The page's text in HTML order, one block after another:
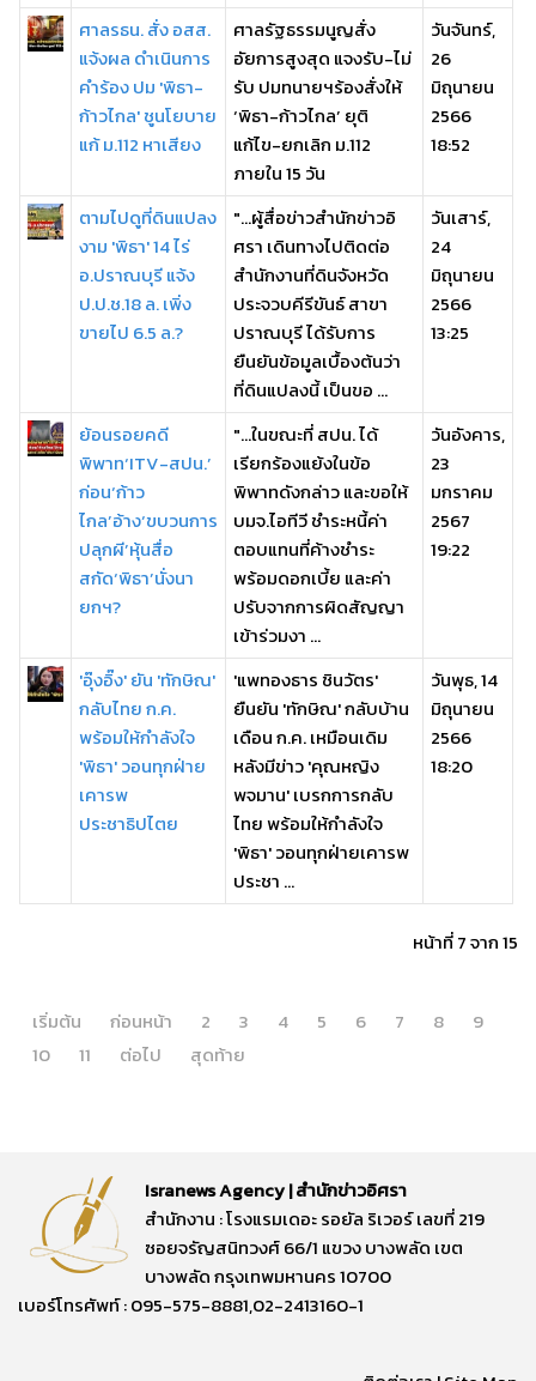
ศาลรธน. สั่ง อสส.
แจ้งผล ดำเนินการ
คำร้อง ปม 'พิธา-
ก้าวไกล' ชูนโยบาย
แก้ ม.112 หาเสียง
ศาลรัฐธรรมนูญสั่ง
อัยการสูงสุด แจงรับ-ไม่
รับ ปมทนายฯร้องสั่งให้
‘พิธา-ก้าวไกล’ ยุติ
แก้ไข-ยกเลิก ม.112
ภายใน 15 วัน
วันจันทร์,
26
มิถุนายน
2566
18:52
ตามไปดูที่ดินแปลง
งาม 'พิธา' 14 ไร่
อ.ปราณบุรี แจ้ง
ป.ป.ช.18 ล. เพิ่ง
ขายไป 6.5 ล.?
"...ผู้สื่อข่าวสำนักข่าวอิ
ศรา เดินทางไปติดต่อ
สำนักงานที่ดินจังหวัด
ประจวบคีรีขันธ์ สาขา
ปราณบุรี ได้รับการ
ยืนยันข้อมูลเบื้องต้นว่า
ที่ดินแปลงนี้ เป็นขอ ...
วันเสาร์,
24
มิถุนายน
2566
13:25
ย้อนรอยคดี
พิพาท‘ITV-สปน.’
ก่อน‘ก้าว
ไกล’อ้าง‘ขบวนการ
ปลุกผี’หุ้นสื่อ
สกัด‘พิธา’นั่งนา
ยกฯ?
"...ในขณะที่ สปน. ได้
เรียกร้องแย้งในข้อ
พิพาทดังกล่าว และขอให้
บมจ.ไอทีวี ชำระหนี้ค่า
ตอบแทนที่ค้างชำระ
พร้อมดอกเบี้ย และค่า
ปรับจากการผิดสัญญา
เข้าร่วมงา ...
วันอังคาร,
23
มกราคม
2567
19:22
'อุ๊งอิ๊ง' ยัน 'ทักษิณ'
กลับไทย ก.ค.
พร้อมให้กำลังใจ
'พิธา' วอนทุกฝ่าย
เคารพ
ประชาธิปไตย
'แพทองธาร ชินวัตร'
ยืนยัน 'ทักษิณ' กลับบ้าน
เดือน ก.ค. เหมือนเดิม
หลังมีข่าว 'คุณหญิง
พจมาน' เบรกการกลับ
ไทย พร้อมให้กำลังใจ
'พิธา' วอนทุกฝ่ายเคารพ
ประชา ...
วันพุธ, 14
มิถุนายน
2566
18:20
หน้าที่ 7 จาก 15
เริ่มต้น ก่อนหน้า 2 3 4 5 6 7 8
9
10
11 ต่อไป สุดท้าย
Isranews Agency | สำนักข่าวอิศรา
สำนักงาน : โรงแรมเดอะ รอยัล ริเวอร์ เลขที่ 219
ซอยจรัญสนิทวงศ์ 66/1 แขวง บางพลัด เขต
บางพลัด กรุงเทพมหานคร 10700
เบอร์โทรศัพท์ : 095-575-8881,02-2413160-1